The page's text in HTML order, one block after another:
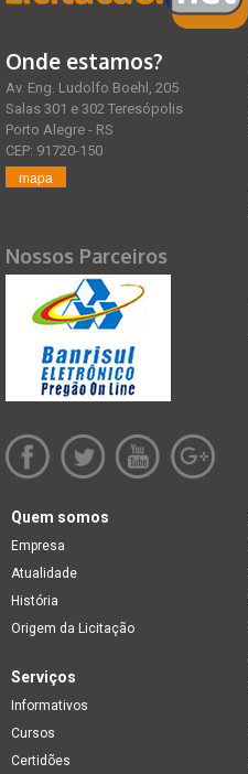
Onde estamos?
Av. Eng. Ludolfo Boehl, 205
Salas 301 e 302 Teresópolis
Porto Alegre - RS
CEP: 91720-150
mapa
Nossos Parceiros
Quem somos
Empresa
Atualidade
História
Origem da Licitação
Serviços
Informativos
Cursos
Certidões